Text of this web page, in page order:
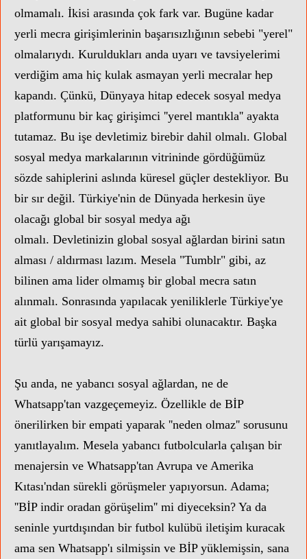
olmamalı. İkisi arasında çok fark var. Bugüne kadar
yerli mecra girişimlerinin başarısızlığının sebebi "yerel"
olmalarıydı. Kuruldukları anda uyarı ve tavsiyelerimi
verdiğim ama hiç kulak asmayan yerli mecralar hep
kapandı. Çünkü, Dünyaya hitap edecek sosyal medya
platformunu bir kaç girişimci ''yerel mantıkla'' ayakta
tutamaz. Bu işe devletimiz birebir dahil olmalı. Global
sosyal medya markalarının vitrininde gördüğümüz
sözde sahiplerini aslında küresel güçler destekliyor. Bu
bir sır değil. Türkiye'nin de Dünyada herkesin üye
olacağı global bir sosyal medya ağı
olmalı. Devletinizin global sosyal ağlardan birini satın
alması / aldırması lazım. Mesela "Tumblr" gibi, az
bilinen ama lider olmamış bir global mecra satın
alınmalı. Sonrasında yapılacak yeniliklerle Türkiye'ye
ait global bir sosyal medya sahibi olunacaktır. Başka
türlü yarışamayız.
Şu anda, ne yabancı sosyal ağlardan, ne de
Whatsapp'tan vazgeçemeyiz. Özellikle de BİP
önerilirken bir empati yaparak ''neden olmaz'' sorusunu
yanıtlayalım. Mesela yabancı futbolcularla çalışan bir
menajersin ve Whatsapp'tan Avrupa ve Amerika
Kıtası'ndan sürekli görüşmeler yapıyorsun. Adama;
''BİP indir oradan görüşelim'' mi diyeceksin? Ya da
seninle yurtdışından bir futbol kulübü iletişim kuracak
ama sen Whatsapp'ı silmişsin ve BİP yüklemişsin, sana